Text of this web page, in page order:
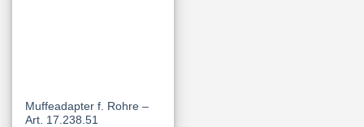
Muffeadapter f. Rohre –
Art. 17.238.51